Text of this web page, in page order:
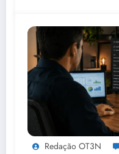
Redação OT3N